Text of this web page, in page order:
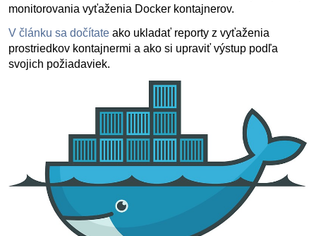
monitorovania vyťaženia Docker kontajnerov.
V článku sa dočítate ako ukladať reporty z vyťaženia
prostriedkov kontajnermi a ako si upraviť výstup podľa
svojich požiadaviek.